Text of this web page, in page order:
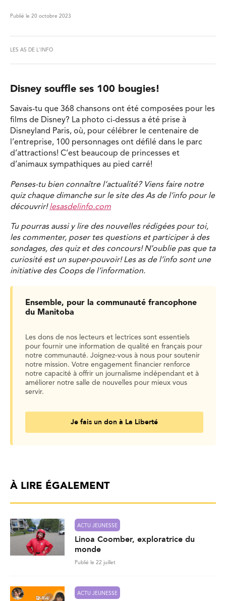
Publié le 20 octobre 2023
LES AS DE L'INFO
Disney souffle ses 100 bougies!
Savais-tu que 368 chansons ont été composées pour les
films de Disney? La photo ci-dessus a été prise à
Disneyland Paris, où, pour célébrer le centenaire de
l’entreprise, 100 personnages ont défilé dans le parc
d’attractions! C’est beaucoup de princesses et
d’animaux sympathiques au pied carré!
Penses-tu bien connaître l’actualité? Viens faire notre
quiz chaque dimanche sur le site des As de l’info pour le
découvrir!lesasdelinfo.com
Tu pourras aussi y lire des nouvelles rédigées pour toi,
les commenter, poser tes questions et participer à des
sondages, des quiz et des concours! N’oublie pas que ta
curiosité est un super-pouvoir! Les as de l’info sont une
initiative des Coops de l’information.
Ensemble, pour la communauté francophone
du Manitoba
Les dons de nos lecteurs et lectrices sont essentiels
pour fournir une information de qualité en français pour
notre communauté. Joignez-vous à nous pour soutenir
notre mission. Votre engagement financier renforce
notre capacité à offrir un journalisme indépendant et à
améliorer notre salle de nouvelles pour mieux vous
servir.
Je fais un don à La Liberté
À LIRE ÉGALEMENT
ACTU JEUNESSE
Linoa Coomber, exploratrice du
monde
Publié le 22 juillet
ACTU JEUNESSE